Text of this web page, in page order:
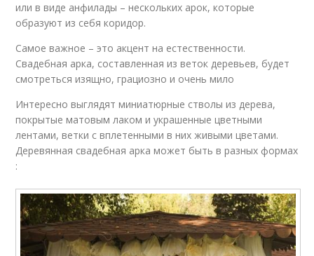
или в виде анфилады – нескольких арок, которые
образуют из себя коридор.
Самое важное – это акцент на естественности.
Свадебная арка, составленная из веток деревьев, будет
смотреться изящно, грациозно и очень мило
Интересно выглядят миниатюрные стволы из дерева,
покрытые матовым лаком и украшенные цветными
лентами, ветки с вплетенными в них живыми цветами.
Деревянная свадебная арка может быть в разных формах
: